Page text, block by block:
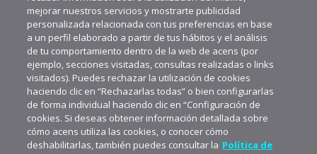
mejorar nuestros servicios y mostrarte publicidad
personalizada relacionada con tus preferencias en base
a un perfil elaborado a partir de tus hábitos y el análisis
de tu comportamiento dentro de la web de acens (por
ejemplo, secciones visitadas, consultas realizadas o links
visitados). Puedes rechazar la utilización de cookies
haciendo clic en “Rechazarlas todas” o bien configurarlas
de forma individual haciendo clic en “Configuración de
cookies. Si deseas obtener información detallada sobre
cómo acens utiliza las cookies, o conocer cómo
deshabilitarlas, también puedes consultar la Política de